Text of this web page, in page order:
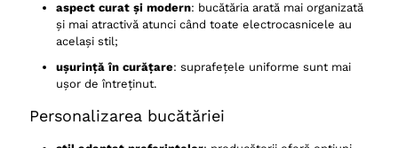
aspect curat și modern: bucătăria arată mai organizată
și mai atractivă atunci când toate electrocasnicele au
același stil;
ușurință în curățare: suprafețele uniforme sunt mai
ușor de întreținut.
Personalizarea bucătăriei